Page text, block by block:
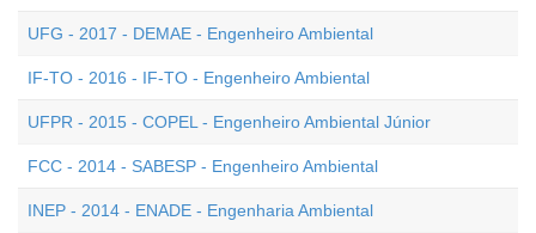
UFG - 2017 - DEMAE - Engenheiro Ambiental
IF-TO - 2016 - IF-TO - Engenheiro Ambiental
UFPR - 2015 - COPEL - Engenheiro Ambiental Júnior
FCC - 2014 - SABESP - Engenheiro Ambiental
INEP - 2014 - ENADE - Engenharia Ambiental